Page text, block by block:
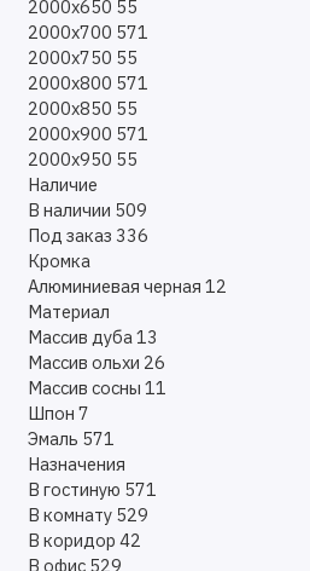
2000х650 55
2000х700 571
2000х750 55
2000х800 571
2000х850 55
2000х900 571
2000х950 55
Наличие
В наличии 509
Под заказ 336
Кромка
Алюминиевая черная 12
Материал
Массив дуба13
Массив ольхи 26
Массив сосны 11
Шпон 7
Эмаль 571
Назначения
В гостиную 571
В комнату 529
В коридор 42
В офис 529